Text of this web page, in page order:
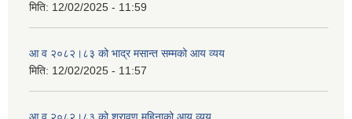
मिति: 12/02/2025 - 11:59
आ व २०८२।८३ को भाद्र मसान्त सम्मको आय व्यय
मिति: 12/02/2025 - 11:57